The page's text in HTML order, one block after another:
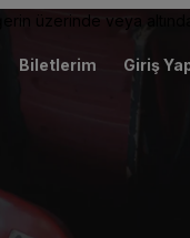
üzerinde veya altında
Biletlerim Giriş